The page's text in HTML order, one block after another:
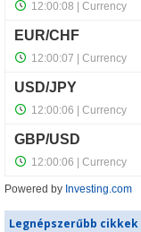
Powered by Investing.com
Legnépszerűbb cikkek